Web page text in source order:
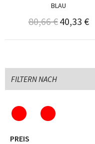
BLAU
80,66 €40,33 €
FILTERN NACH
PREIS